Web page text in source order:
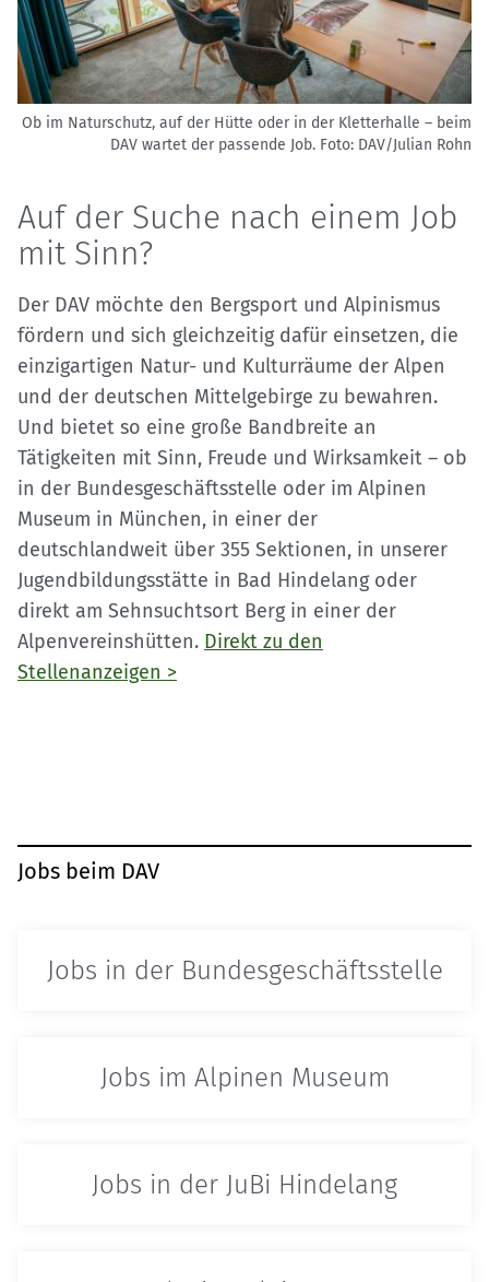
Ob im Naturschutz, auf der Hütte oder in der Kletterhalle – beim
DAV wartet der passende Job. Foto: DAV/Julian Rohn
Auf der Suche nach einem Job
mit Sinn?
Der DAV möchte den Bergsport und Alpinismus
fördern und sich gleichzeitig dafür einsetzen, die
einzigartigen Natur- und Kulturräume der Alpen
und der deutschen Mittelgebirge zu bewahren.
Und bietet so eine große Bandbreite an
Tätigkeiten mit Sinn, Freude und Wirksamkeit – ob
in der Bundesgeschäftsstelle oder im Alpinen
Museum in München, in einer der
deutschlandweit über 355 Sektionen, in unserer
Jugendbildungsstätte in Bad Hindelang oder
direkt am Sehnsuchtsort Berg in einer der
Alpenvereinshütten. Direkt zu den
Stellenanzeigen >
Jobs beim DAV
Jobs in der Bundesgeschäfts­stelle
Jobs im Alpinen Museum
Jobs in der JuBi Hindelang